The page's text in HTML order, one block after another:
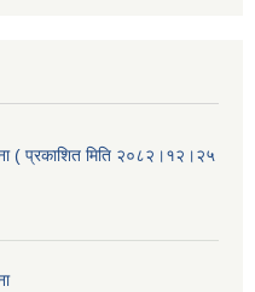
( प्रकाशित मिति २०८२।१२।२५